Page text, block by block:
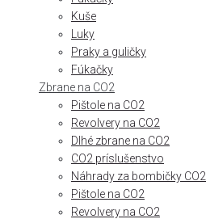
Kuše
Luky
Praky a guličky
Fúkačky
Zbrane na CO2
Pištole na CO2
Revolvery na CO2
Dlhé zbrane na CO2
CO2 príslušenstvo
Náhrady za bombičky CO2
Pištole na CO2
Revolvery na CO2